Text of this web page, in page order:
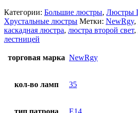
Категории: Большие люстры, Люстры
Хрустальные люстры Метки: NewRgy,
каскадная люстра, люстра второй свет,
лестницей
торговая марка NewRgy
кол-во ламп 35
тип патрона E14